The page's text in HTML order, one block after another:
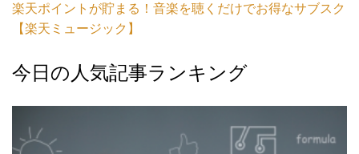
楽天ポイントが貯まる！音楽を聴くだけでお得なサブスク
【楽天ミュージック】
今日の人気記事ランキング